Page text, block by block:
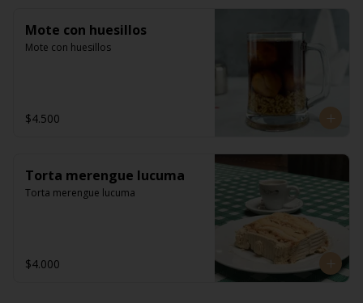
Mote con huesillos
Mote con huesillos
$4.500
Torta merengue lucuma
Torta merengue lucuma
$4.000